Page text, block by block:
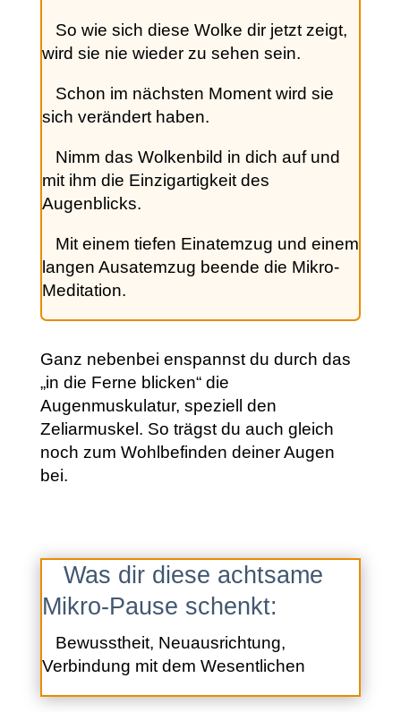
So wie sich diese Wolke dir jetzt zeigt,
wird sie nie wieder zu sehen sein.
Schon im nächsten Moment wird sie
sich verändert haben.
Nimm das Wolkenbild in dich auf und
mit ihm die Einzigartigkeit des
Augenblicks.
Mit einem tiefen Einatemzug und einem
langen Ausatemzug beende die Mikro-
Meditation.
Ganz nebenbei enspannst du durch das
„in die Ferne blicken“ die
Augenmuskulatur, speziell den
Zeliarmuskel. So trägst du auch gleich
noch zum Wohlbefinden deiner Augen
bei.
Was dir diese achtsame
Mikro-Pause schenkt:
Bewusstheit, Neuausrichtung,
Verbindung mit dem Wesentlichen